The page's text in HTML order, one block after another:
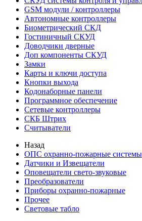
GSM модули / контроллеры
Автономные контроллеры
Биометрический СКД
Гостиничный СКУД
Доводчики дверные
Доп компоненты СКУД
Замки
Карты и ключи доступа
Кнопки выхода
Кодонаборные панели
Программное обеспечение
Сетевые контроллеры
СКБ Штрих
Считыватели
Назад
ОПС охранно-пожарные системы
Датчики и Извещатели
Оповещатели свето-звуковые
Преобразователи
Приборы охранно-пожарные
Прочее
Световые табло